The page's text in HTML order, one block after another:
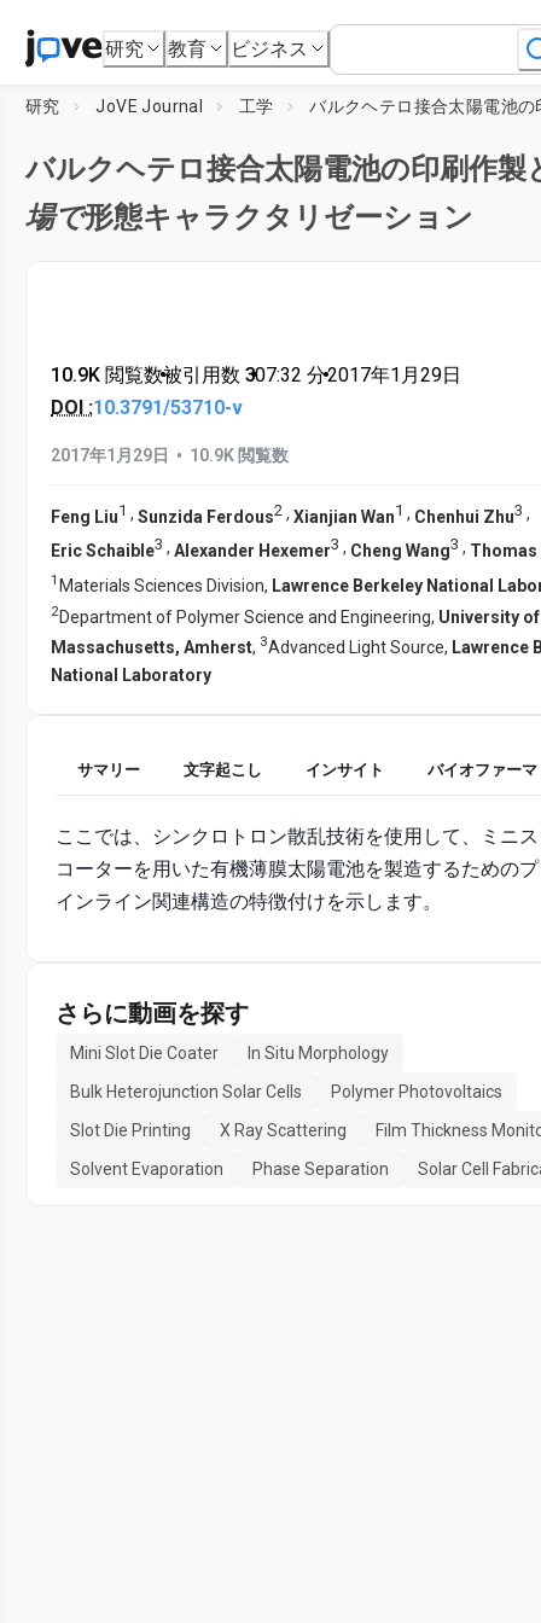
研究 教育 ビジネス
研究 JoVE Journal 工学
バルクヘテロ接合太陽電池の印刷作製
場で形態キャラクタリゼーション
10.9K 閲覧数•被引用数 3•07:32 分•2017年1月29日
DOI :10.3791/53710-v
2017年1月29日 • 10.9K 閲覧数
Feng Liu1 , Sunzida Ferdous2 , Xianjian Wan1 , Chenhui Zhu3 ,
Eric Schaible3 , Alexander Hexemer3 , Cheng Wang3 , Thomas
1 Materials Sciences Division, Lawrence Berkeley National
2Department of Polymer Science and Engineering, University of
Massachusetts, Amherst, 3Advanced Light Source, Lawrence
National Laboratory
サマリー 文字起こし インサイト バイオファー
ここでは、シンクロトロン散乱技術を使用して、ミニ
コーターを用いた有機薄膜太陽電池を製造するための
インライン関連構造の特徴付けを示します。
さらに動画を探す
Mini Slot Die Coater
In Situ Morphology
Bulk Heterojunction Solar Cells
Polymer Photovoltaics
Slot Die Printing
X Ray Scattering
Film Thickness
Solvent Evaporation
Phase Separation Solar Cell